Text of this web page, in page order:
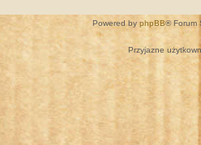
Powered by phpBB® Forum
Przyjazne